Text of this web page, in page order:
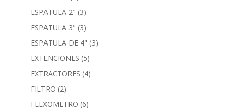
ESPATULA 2" (3)
ESPATULA 3" (3)
ESPATULA DE 4" (3)
EXTENCIONES (5)
EXTRACTORES (4)
FILTRO (2)
FLEXOMETRO (6)